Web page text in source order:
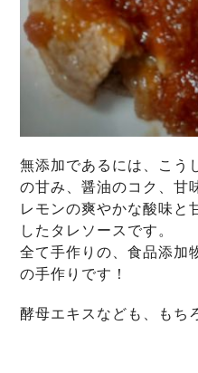
無添加であるには、こう
の甘み、醤油のコク、甘
レモンの爽やかな酸味と
したタレソースです。
全て手作りの、食品添加
の手作りです！
酵母エキスなども、もち